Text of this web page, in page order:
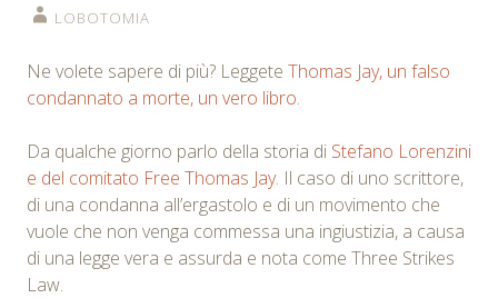
LOBOTOMIA
Ne volete sapere di più? Leggete Thomas Jay, un falso
condannato a morte, un vero libro.
Da qualche giorno parlo della storia di Stefano Lorenzini
e del comitato Free Thomas Jay. Il caso di uno scrittore,
di una condanna all’ergastolo e di un movimento che
vuole che non venga commessa una ingiustizia, a causa
di una legge vera e assurda e nota come Three Strikes
Law.